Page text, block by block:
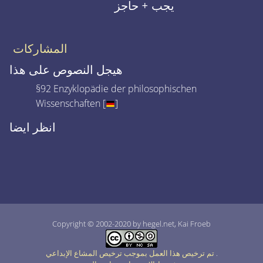
يجب + حاجز
المشاركات
هيجل النصوص على هذا
§92 Enzyklopädie der philosophischen
Wissenschaften [
]
انظر ايضا
Copyright © 2002-2020 by hegel.net, Kai Froeb
.